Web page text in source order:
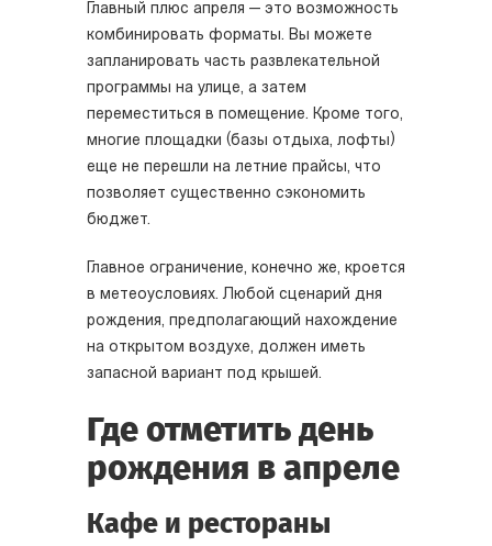
Главный плюс апреля — это возможность
комбинировать форматы. Вы можете
запланировать часть развлекательной
программы на улице, а затем
переместиться в помещение. Кроме того,
многие площадки (базы отдыха, лофты)
еще не перешли на летние прайсы, что
позволяет существенно сэкономить
бюджет.
Главное ограничение, конечно же, кроется
в метеоусловиях. Любой сценарий дня
рождения, предполагающий нахождение
на открытом воздухе, должен иметь
запасной вариант под крышей.
Где отметить день
рождения в апреле
Кафе и рестораны